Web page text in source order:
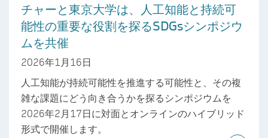
チャーと東京大学は、人工知能と持続可
能性の重要な役割を探るSDGsシンポジウ
ムを共催
2026年1月16日
人工知能が持続可能性を推進する可能性と、その複
雑な課題にどう向き合うかを探るシンポジウムを
2026年2月17日に対面とオンラインのハイブリッド
形式で開催します。